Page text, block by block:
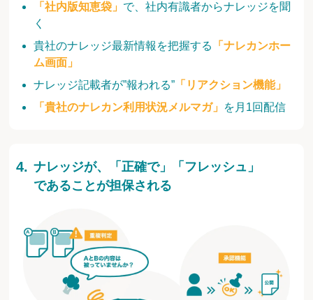
「社内版知恵袋」 で、社内有識者からナレッジを聞
く
貴社のナレッジ最新情報を把握する
「ナレカンホー
ム画面」
ナレッジ記載者が”報われる” 「リアクション機能」
「貴社のナレカン利用状況メルマガ」 を月1回配信
ナレッジが、「正確で」「フレッシュ」
であることが担保される